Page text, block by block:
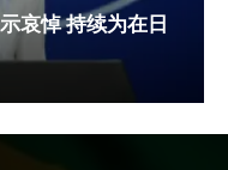
哀悼 持续为在日